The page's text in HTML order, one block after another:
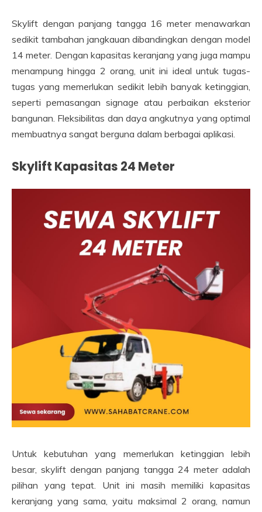
Skylift dengan panjang tangga 16 meter menawarkan
sedikit tambahan jangkauan dibandingkan dengan model
14 meter. Dengan kapasitas keranjang yang juga mampu
menampung hingga 2 orang, unit ini ideal untuk tugas-
tugas yang memerlukan sedikit lebih banyak ketinggian,
seperti pemasangan signage atau perbaikan eksterior
bangunan. Fleksibilitas dan daya angkutnya yang optimal
membuatnya sangat berguna dalam berbagai aplikasi.
Skylift Kapasitas 24 Meter
Untuk kebutuhan yang memerlukan ketinggian lebih
besar, skylift dengan panjang tangga 24 meter adalah
pilihan yang tepat. Unit ini masih memiliki kapasitas
keranjang yang sama, yaitu maksimal 2 orang, namun